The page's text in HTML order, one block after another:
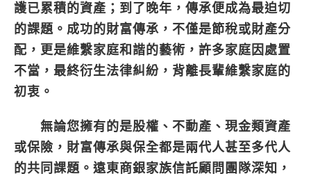
護已累積的資產；到了晚年，傳承便成為最迫切
的課題。成功的財富傳承，不僅是節稅或財產分
配，更是維繫家庭和諧的藝術，許多家庭因處置
不當，最終衍生法律糾紛，背離長輩維繫家庭的
初衷。
無論您擁有的是股權、不動產、現金類資產
或保險，財富傳承與保全都是兩代人甚至多代人
的共同課題。遠東商銀家族信託顧問團隊深知，